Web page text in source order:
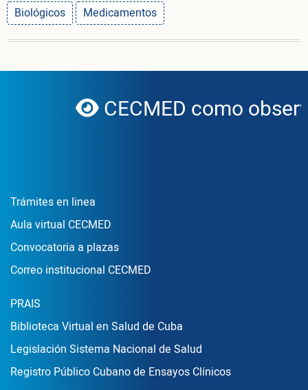
Biológicos Medicamentos
globe
CECMED como
Enlace Footer1
Trámites en linea
Aula virtual CECMED
Convocatoria a plazas
Correo institucional CECMED
Enlace Footer2
PRAIS
Biblioteca Virtual en Salud de Cuba
Legislación Sistema Nacional de Salud
Registro Público Cubano de Ensayos Clínicos